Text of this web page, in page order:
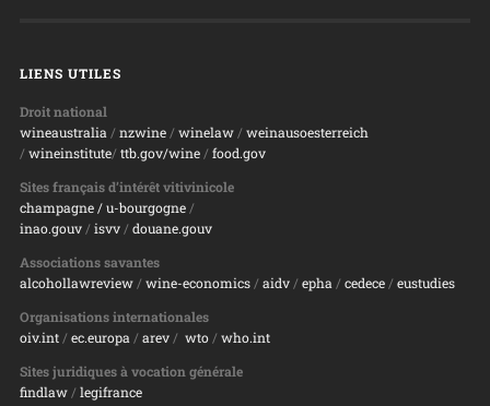
LIENS UTILES
Droit national
wineaustralia / nzwine/ winelaw/ weinausoesterreich
/ wineinstitute/ ttb.gov/wine/ food.gov
Sites français d’intérêt vitivinicole
champagne/ u-bourgogne/
inao.gouv/ isvv/ douane.gouv
Associations savantes
alcohollawreview/ wine-economics/ aidv/ epha / cedece/ eustudies
Organisations internationales
oiv.int/ ec.europa/ arev/ wto/ who.int
Sites juridiques à vocation générale
findlaw/ legifrance